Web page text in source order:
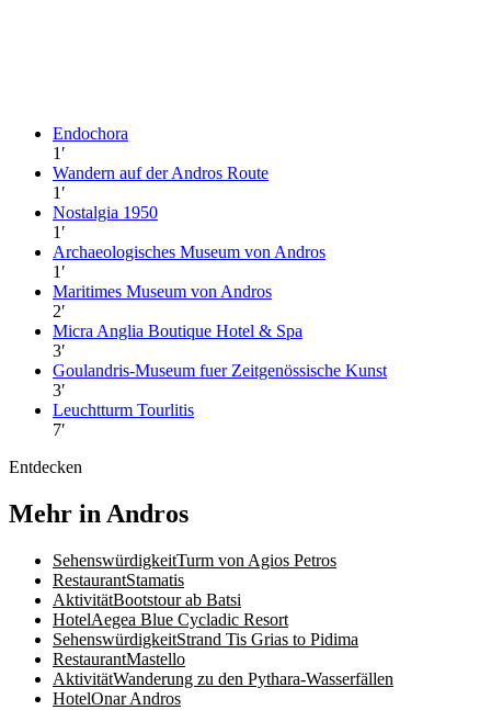
Endochora
1′
Wandern auf der Andros Route
1′
Nostalgia 1950
1′
Archaeologisches Museum von Andros
1′
Maritimes Museum von Andros
2′
Micra Anglia Boutique Hotel & Spa
3′
Goulandris-Museum fuer Zeitgenössische Kunst
3′
Leuchtturm Tourlitis
7′
Entdecken
Mehr in Andros
SehenswürdigkeitTurm von Agios Petros
RestaurantStamatis
AktivitätBootstour ab Batsi
HotelAegea Blue Cycladic Resort
SehenswürdigkeitStrand Tis Grias to Pidima
RestaurantMastello
AktivitätWanderung zu den Pythara-Wasserfällen
HotelOnar Andros